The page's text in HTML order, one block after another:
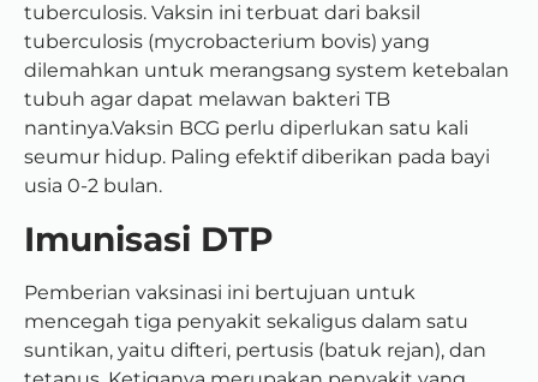
tuberculosis. Vaksin ini terbuat dari baksil
tuberculosis (mycrobacterium bovis) yang
dilemahkan untuk merangsang system ketebalan
tubuh agar dapat melawan bakteri TB
nantinya.Vaksin BCG perlu diperlukan satu kali
seumur hidup. Paling efektif diberikan pada bayi
usia 0-2 bulan.
Imunisasi DTP
Pemberian vaksinasi ini bertujuan untuk
mencegah tiga penyakit sekaligus dalam satu
suntikan, yaitu difteri, pertusis (batuk rejan), dan